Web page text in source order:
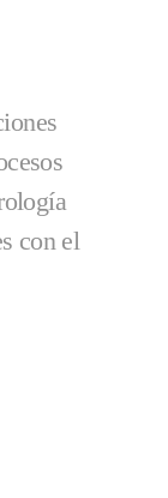
con el